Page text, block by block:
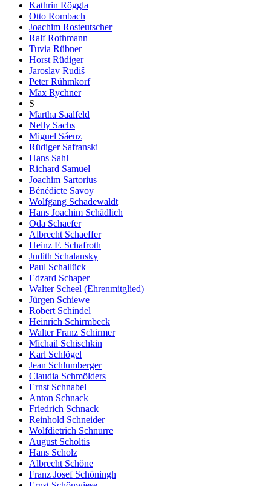
Kathrin Röggla
Otto Rombach
Joachim Rosteutscher
Ralf Rothmann
Tuvia Rübner
Horst Rüdiger
Jaroslav Rudiš
Peter Rühmkorf
Max Rychner
S
Martha Saalfeld
Nelly Sachs
Miguel Sáenz
Rüdiger Safranski
Hans Sahl
Richard Samuel
Joachim Sartorius
Bénédicte Savoy
Wolfgang Schadewaldt
Hans Joachim Schädlich
Oda Schaefer
Albrecht Schaeffer
Heinz F. Schafroth
Judith Schalansky
Paul Schallück
Edzard Schaper
Walter Scheel (Ehrenmitglied)
Jürgen Schiewe
Robert Schindel
Heinrich Schirmbeck
Walter Franz Schirmer
Michail Schischkin
Karl Schlögel
Jean Schlumberger
Claudia Schmölders
Ernst Schnabel
Anton Schnack
Friedrich Schnack
Reinhold Schneider
Wolfdietrich Schnurre
August Scholtis
Hans Scholz
Albrecht Schöne
Franz Josef Schöningh